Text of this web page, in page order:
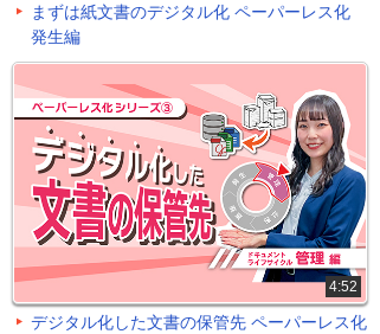
まずは紙文書のデジタル化 ペーパーレス化
発生編
4:52
デジタル化した文書の保管先 ペーパーレス化